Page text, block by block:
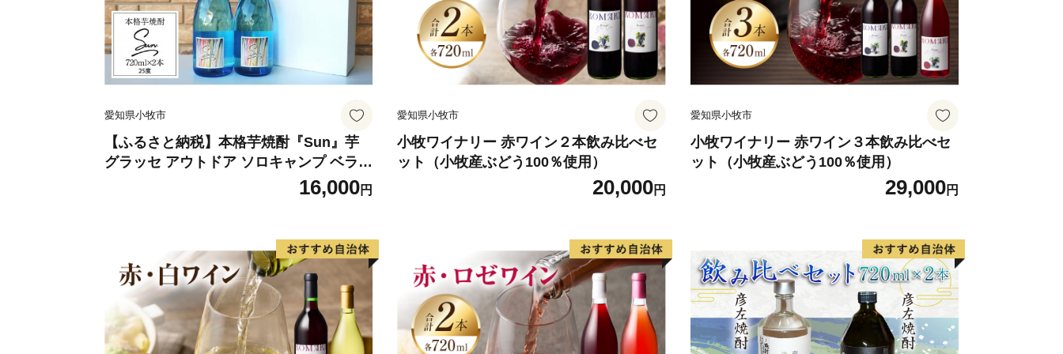
愛知県小牧市
【ふるさと納税】本格芋焼酎『Sun』芋
グラッセ アウトドア ソロキャンプ ベラン
16,000円
愛知県小牧市
小牧ワイナリー 赤ワイン２本飲み比べセ
ット（小牧産ぶどう100％使用）
20,000円
愛知県小牧市
小牧ワイナリー 赤ワイン３本飲み比べセ
ット（小牧産ぶどう100％使用）
29,000円